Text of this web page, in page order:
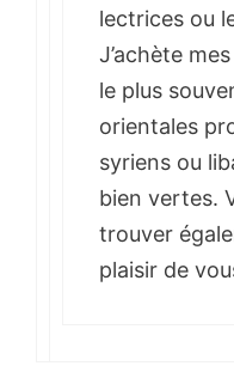
lectrices ou
J’achète
le plus
orientales
syriens ou
bien vertes.
trouver
plaisir de